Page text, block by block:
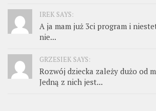
IREK SAYS:
A ja mam już 3ci program i
nie...
GRZESIEK SAYS:
Rozwój dziecka zależy dużo od
Jedną z nich jest...